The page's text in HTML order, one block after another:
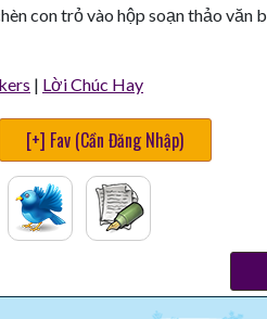
con trỏ vào hộp soạn thảo văn
| Lời Chúc Hay
[+] Fav (Cần Đăng Nhập)